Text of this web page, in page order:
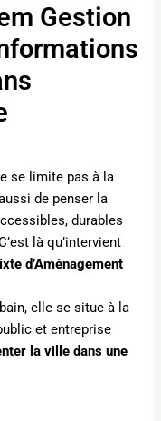
Gestion
se limite pas à la
de penser la
durables
là qu’intervient
d’Aménagement
elle se situe à la
et entreprise
la ville dans une